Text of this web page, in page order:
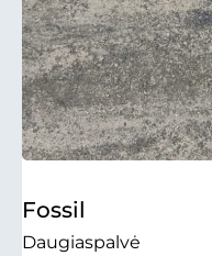
Fossil
Daugiaspalvė